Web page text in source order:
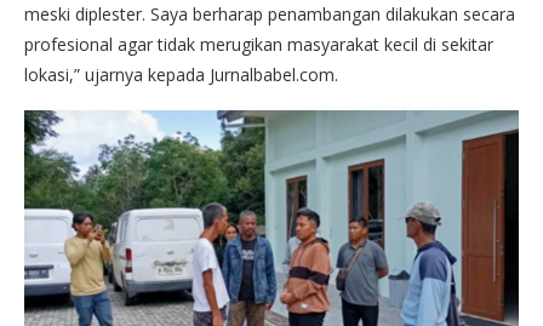
meski diplester. Saya berharap penambangan dilakukan secara
profesional agar tidak merugikan masyarakat kecil di sekitar
lokasi,” ujarnya kepada Jurnalbabel.com.